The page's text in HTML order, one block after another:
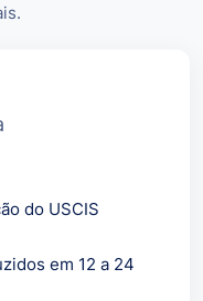
do USCIS
em 12 a 24